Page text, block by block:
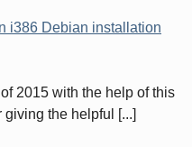
i386 Debian installation
2015 with the help of this
the helpful [...]